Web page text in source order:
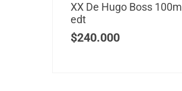
XX De Hugo Boss 100ml
edt
$240.000